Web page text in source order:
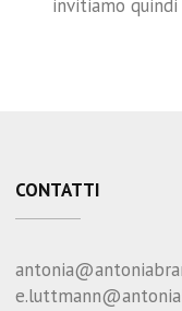
invitiamo
CONTATTI